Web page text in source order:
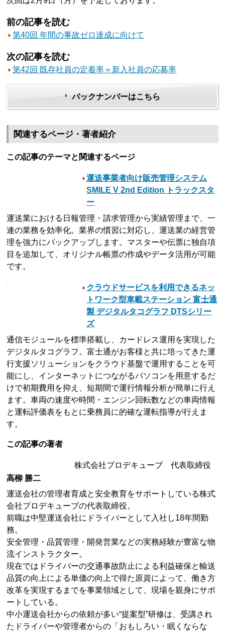
前の記事を読む
第40回 年間の事故ゼロ達成に向けて
次の記事を読む
第42回 既存社員の定着率＝新入社員の応募率
バックナンバーはこちら
関連するページ・著者紹介
この記事のテーマと関連するページ
運送事業者向け販売管理システム
SMILE V 2nd Edition トラックスタ
ー
運送業における日報管理・請求管理から実績管理まで、一
連の業務を効率化。業界の慣習に対応し、運送業の経営管
理を強力にバックアップします。マスターや伝票に独自項
目を追加して、オリジナル帳票の作成やデータ活用が可能
です。
クラウドサービスを利用できるネッ
トワーク型車載ステーション 富士通
製 デジタルタコグラフ DTSシリー
ズ
通信モジュールを標準搭載し、カードレス運用を実現した
デジタルタコグラフ。富士通がお客様と共に培ってきた運
行支援ソリューションをクラウド基盤で運用することを可
能にし、インターネットにつながるパソコンを用意するだ
けで初期費用を抑え、短期間で運行情報分析が簡単に行え
ます。車両の速度や時間・エンジン回転数などの車両情報
と運転評価表をもとに乗務員に的確な運転指導が行えま
す。
この記事の著者
株式会社プロデキューブ 代表取締役
高柳 勝二
運送会社の管理者育成と安全教育をサポートしている株式
会社プロデキューブの代表取締役。
前職は中堅運送会社にドライバーとして入社し18年間勤
務。
安全管理・品質管理・開発営業などの実務経験が豊富な物
流インストラクター。
現在ではドライバーの交通事故防止による利益確保と輸送
品質の向上による単価の向上で得た原資によって、働き方
改革を実現するまでを事業領域として、現場を親身にサポ
ートしている。
中小運送会社からの依頼が多い“提案型”研修は、受講され
たドライバーや管理者からの「おもしろい・眠くならな